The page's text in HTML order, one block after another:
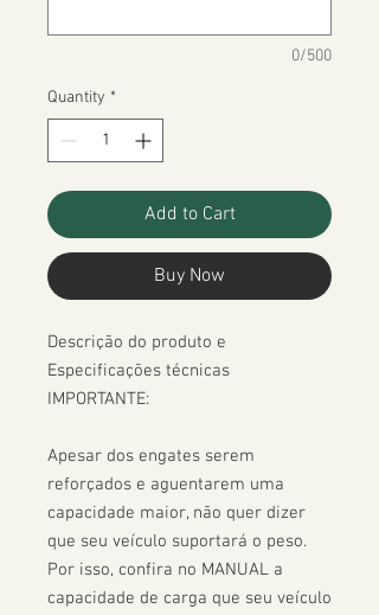
0/500
Quantity *
Add to Cart
Buy Now
Descrição do produto e
Especificações técnicas
IMPORTANTE:
Apesar dos engates serem
reforçados e aguentarem uma
capacidade maior, não quer dizer
que seu veículo suportará o peso.
Por isso, confira no MANUAL a
capacidade de carga que seu veículo